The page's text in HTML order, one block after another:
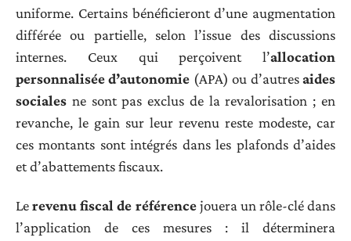
uniforme. Certains bénéficieront d’une augmentation
différée ou partielle, selon l’issue des discussions
internes. Ceux qui perçoivent l’allocation
personnalisée d’autonomie (APA) ou d’autresaides
sociales ne sont pas exclus de la revalorisation ; en
revanche, le gain sur leur revenu reste modeste, car
ces montants sont intégrés dans les plafonds d’aides
et d’abattements fiscaux.
Lerevenu fiscal de référencejouera un rôle-clé dans
l’application de ces mesures : il déterminera